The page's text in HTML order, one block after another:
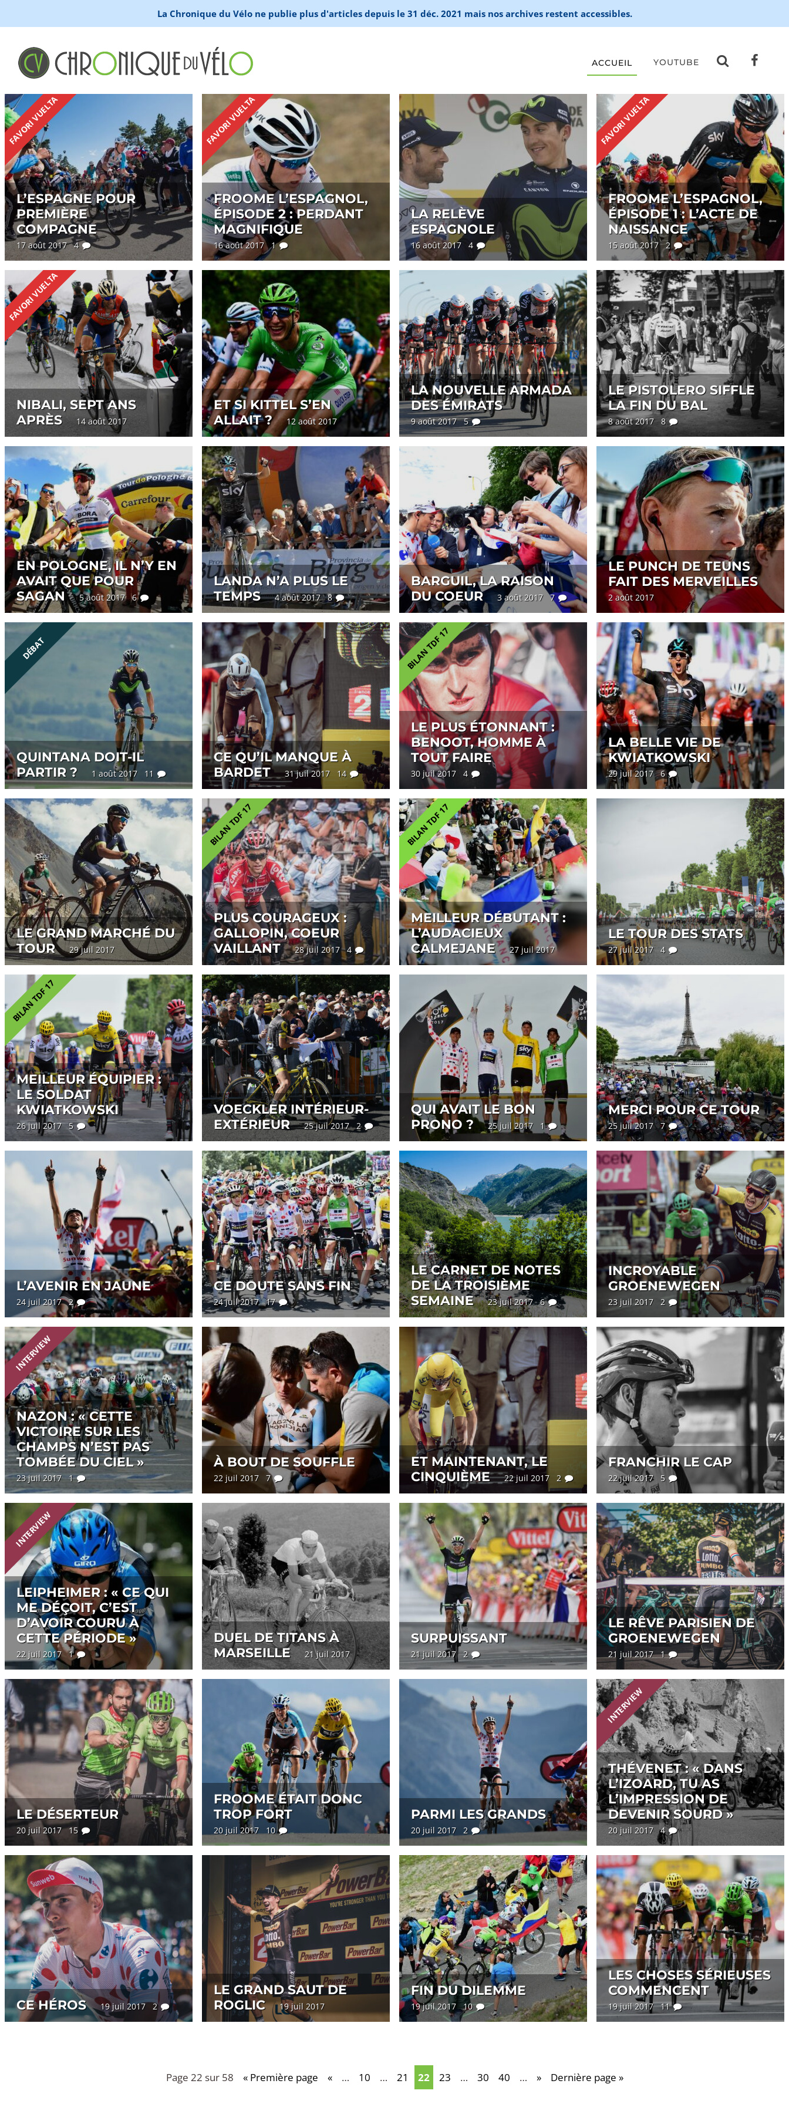
La Chronique du Vélo ne publie plus d'articles depuis le 31 déc. 2021 mais nos archives restent accessibles.
ACCUEIL YOUTUBE
FAVORI VUELTA
L’ESPAGNE POUR
PREMIÈRE
COMPAGNE
17 août 2017 4
FAVORI VUELTA
FROOME L’ESPAGNOL,
ÉPISODE 2 : PERDANT
MAGNIFIQUE
16 août 2017 1
LA RELÈVE
ESPAGNOLE
16 août 2017 4
FAVORI VUELTA
FROOME L’ESPAGNOL,
ÉPISODE 1 : L’ACTE DE
NAISSANCE
15 août 2017 2
FAVORI VUELTA
NIBALI, SEPT ANS
APRÈS
14 août 2017
ET SI KITTEL S’EN
ALLAIT ?
12 août 2017
LA NOUVELLE ARMADA
DES ÉMIRATS
9 août 2017 5
LE PISTOLERO SIFFLE
LA FIN DU BAL
8 août 2017 8
EN POLOGNE, IL N’Y EN
AVAIT QUE POUR
SAGAN
5 août 2017 6
LANDA N’A PLUS LE
TEMPS
4 août 2017 8
BARGUIL, LA RAISON
DU COEUR
3 août 2017 7
LE PUNCH DE TEUNS
FAIT DES MERVEILLES
2 août 2017
DÉBAT
QUINTANA DOIT-IL
PARTIR ?
1 août 2017 11
CE QU’IL MANQUE À
BARDET
31 juil 2017 14
BILAN TDF 17
LE PLUS ÉTONNANT :
BENOOT, HOMME À
TOUT FAIRE
30 juil 2017 4
LA BELLE VIE DE
KWIATKOWSKI
29 juil 2017 6
LE GRAND MARCHÉ DU
TOUR
29 juil 2017
BILAN TDF 17
PLUS COURAGEUX :
GALLOPIN, COEUR
VAILLANT
28 juil 2017 4
BILAN TDF 17
MEILLEUR DÉBUTANT :
L’AUDACIEUX
CALMEJANE
27 juil 2017
LE TOUR DES STATS
27 juil 2017 4
BILAN TDF 17
MEILLEUR ÉQUIPIER :
LE SOLDAT
KWIATKOWSKI
26 juil 2017 5
VOECKLER INTÉRIEUR-
EXTÉRIEUR
25 juil 2017 2
QUI AVAIT LE BON
PRONO ?
25 juil 2017 1
MERCI POUR CE TOUR
25 juil 2017 7
L’AVENIR EN JAUNE
24 juil 2017 2
CE DOUTE SANS FIN
24 juil 2017 17
LE CARNET DE NOTES
DE LA TROISIÈME
SEMAINE
23 juil 2017 6
INCROYABLE
GROENEWEGEN
23 juil 2017 2
INTERVIEW
NAZON : « CETTE
VICTOIRE SUR LES
CHAMPS N’EST PAS
TOMBÉE DU CIEL »
23 juil 2017 1
À BOUT DE SOUFFLE
22 juil 2017 7
ET MAINTENANT, LE
CINQUIÈME
22 juil 2017 2
FRANCHIR LE CAP
22 juil 2017 5
INTERVIEW
LEIPHEIMER : « CE QUI
ME DÉÇOIT, C’EST
D’AVOIR COURU À
CETTE PÉRIODE »
22 juil 2017 1
DUEL DE TITANS À
MARSEILLE
21 juil 2017
SURPUISSANT
21 juil 2017 2
LE RÊVE PARISIEN DE
GROENEWEGEN
21 juil 2017 1
LE DÉSERTEUR
20 juil 2017 15
FROOME ÉTAIT DONC
TROP FORT
20 juil 2017 10
PARMI LES GRANDS
20 juil 2017 2
INTERVIEW
THÉVENET : « DANS
L’IZOARD, TU AS
L’IMPRESSION DE
DEVENIR SOURD »
20 juil 2017 4
CE HÉROS 19 juil 2017 2
LE GRAND SAUT DE
ROGLIC
19 juil 2017
FIN DU DILEMME
19 juil 2017 10
LES CHOSES SÉRIEUSES
COMMENCENT
19 juil 2017 11
Page 22 sur 58 « Première page « … 10 … 21 22 23 … 30 40 … » Dernière page »